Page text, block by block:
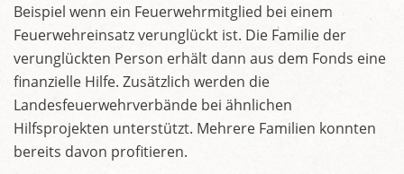
Beispiel wenn ein Feuerwehrmitglied bei einem
Feuerwehreinsatz verunglückt ist. Die Familie der
verunglückten Person erhält dann aus dem Fonds eine
finanzielle Hilfe. Zusätzlich werden die
Landesfeuerwehrverbände bei ähnlichen
Hilfsprojekten unterstützt. Mehrere Familien konnten
bereits davon profitieren.